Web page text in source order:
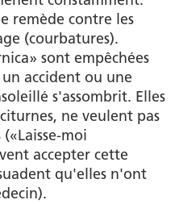
remède contre les
(courbatures).
sont empêchées
accident ou une
s'assombrit. Elles
ne veulent pas
moi
accepter cette
qu'elles n'ont